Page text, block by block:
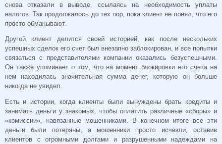
снова отказали в выводе, ссылаясь на необходимость уплаты
налогов. Так продолжалось до тех пор, пока клиент не понял, что его
просто обманывают.
Другой клиент делится своей историей, как после нескольких
успешных сделок его счет был внезапно заблокирован, и все попытки
связаться с представителями компании оказались безуспешными.
Он также упоминает о том, что на момент блокировки его счета на
нем находилась значительная сумма денег, которую он больше
никогда не увидел.
Есть и истории, когда клиенты были вынуждены брать кредиты и
занимать деньги у знакомых, чтобы оплатить различные «сборы» и
«комиссии», навязанные мошенниками. В конечном итоге все эти
деньги были потеряны, а мошенники просто исчезли, оставив
клиентов с огромными долгами и разрушенными надеждами на